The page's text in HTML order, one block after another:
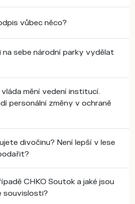
vůbec něco?
na sebe národní parky vydělat
vláda mění vedení institucí.
personální změny v ochraně
divočinu? Není lepší v lese
CHKO Soutok a jaké jsou
souvislosti?